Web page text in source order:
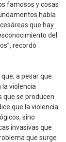
famosos y cosas
había
que hay
del
recordó
a pesar que
violencia
que se producen
que la violencia
sino
invasivas que
que surge